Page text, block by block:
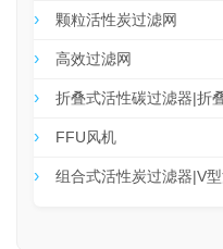
颗粒活性炭过滤网
高效过滤网
折叠式活性碳过滤器|折
FFU风机
组合式活性炭过滤器|V型